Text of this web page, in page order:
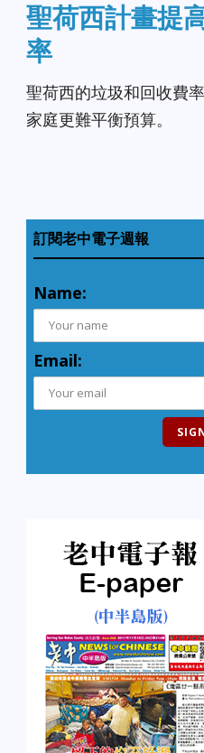
聖荷西計畫提
率
聖荷西的垃圾和回收費
家庭更難平衡預算。
訂閱老中電子週報
Name:
Email: